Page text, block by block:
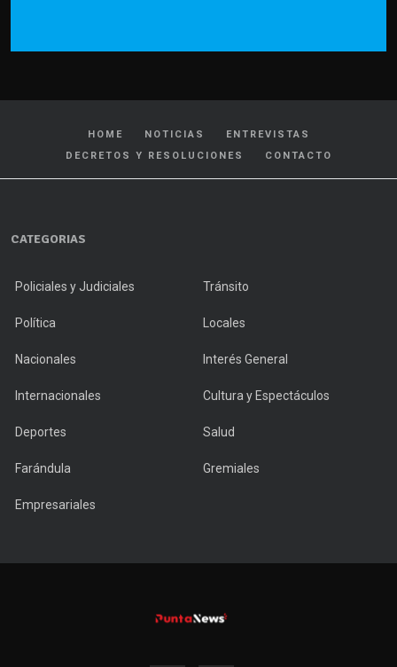
HOME NOTICIAS
ENTREVISTAS
DECRETOS Y RESOLUCIONES
CONTACTO
CATEGORIAS
Policiales y Judiciales Tránsito
Política Locales
Nacionales Interés General
Internacionales Cultura y Espectáculos
Deportes Salud
Farándula Gremiales
Empresariales